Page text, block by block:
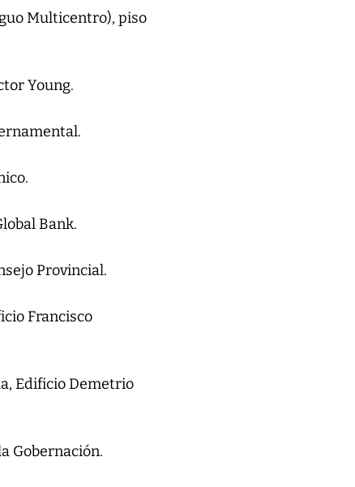
Multicentro), piso
Young.
Bank.
Provincial.
Francisco
Edificio Demetrio
Gobernación.